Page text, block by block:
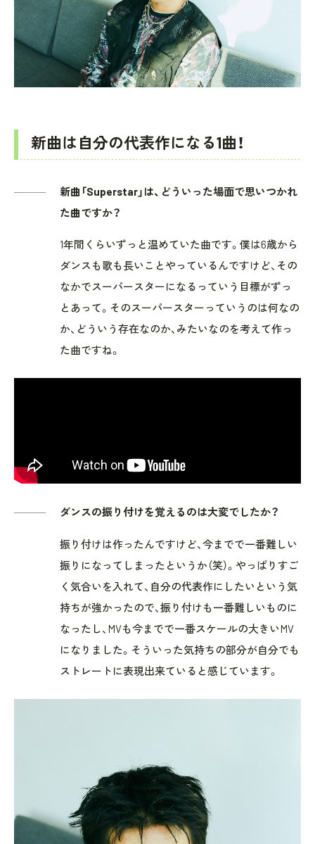
新曲は自分の代表作になる1曲！
新曲「Superstar」は、どういった場面で思いつかれ
た曲ですか？
1年間くらいずっと温めていた曲です。僕は6歳から
ダンスも歌も長いことやっているんですけど、その
なかでスーパースターになるっていう目標がずっ
とあって。そのスーパースターっていうのは何なの
か、どういう存在なのか、みたいなのを考えて作っ
た曲ですね。
ダンスの振り付けを覚えるのは大変でしたか？
振り付けは作ったんですけど、今までで一番難しい
振りになってしまったというか（笑）。やっぱりすご
く気合いを入れて、自分の代表作にしたいという気
持ちが強かったので、振り付けも一番難しいものに
なったし、MVも今までで一番スケールの大きいMV
になりました。そういった気持ちの部分が自分でも
ストレートに表現出来ていると感じています。